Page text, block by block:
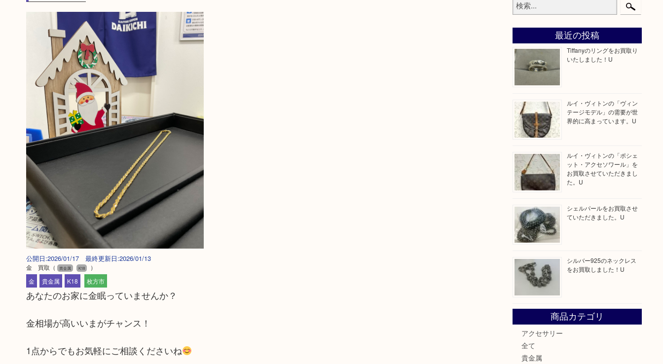
公開日:2026/01/17 最終更新日:2026/01/13
金 買取 （ 貴金属 K18
）
金
貴金属 K18 枚方市
あなたのお家に金眠っていませんか？
金相場が高いいまがチャンス！
1点からでもお気軽にご相談くださいね
最近の投稿
Tiffanyのリングをお買取り
いたしました！U
ルイ・ヴィトンの「ヴィン
テージモデル」の需要が世
界的に高まっています。U
ルイ・ヴィトンの「ポシェ
ット・アクセソワール」を
お買取させていただきまし
た。U
シェルパールをお買取させ
ていただきました。U
シルバー925のネックレス
をお買取しました！U
商品カテゴリ
アクセサリー
全て
貴金属